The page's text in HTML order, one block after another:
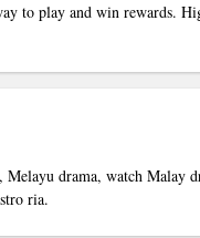
to play and win rewards.
drama, watch Malay
ria.